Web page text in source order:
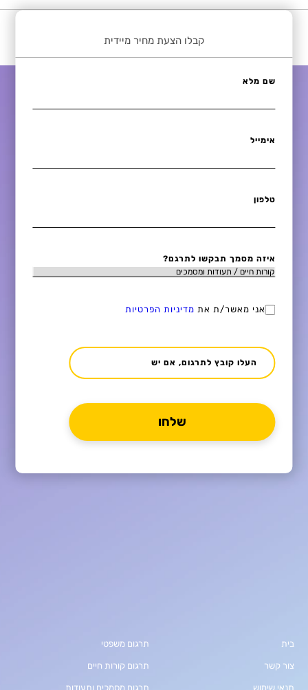
קבלו הצעת מחיר מיידית
שם מלא
אימייל
טלפון
איזה מסמך תבקשו לתרגם?
אני מאשר/ת את מדיניות הפרטיות
העלו קובץ לתרגום, אם יש
בית
צור קשר
תנאי שימוש
תרגום משפטי
תרגום קורות חיים
תרגום מסמכים ותעודות